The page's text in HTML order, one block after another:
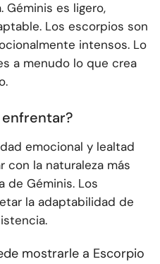
Géminis es ligero,
Los escorpios son
intensos. Lo
a menudo lo que crea
emocional y lealtad
con la naturaleza más
de Géminis. Los
la adaptabilidad de
mostrarle a Escorpio